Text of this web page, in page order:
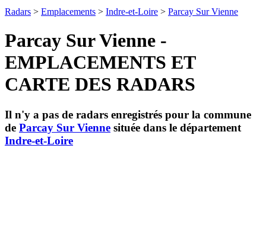
Radars > Emplacements > Indre-et-Loire > Parcay Sur Vienne
Parcay Sur Vienne -
EMPLACEMENTS ET
CARTE DES RADARS
Il n'y a pas de radars enregistrés pour la commune
de Parcay Sur Vienne située dans le département
Indre-et-Loire